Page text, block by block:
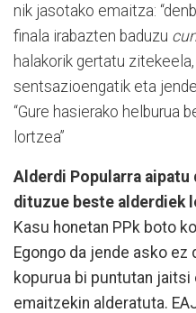
nik jasotako emaitza:
finala irabazten baduzu
halakorik gertatu
sentsazioengatik eta
“Gure hasierako helburua
lortzea”
Alderdi Popularra aipatu
dituzue beste alderdiek
Kasu honetan PPk boto
Egongo da jende asko ez
kopurua bi puntutan
emaitzekin alderatuta.